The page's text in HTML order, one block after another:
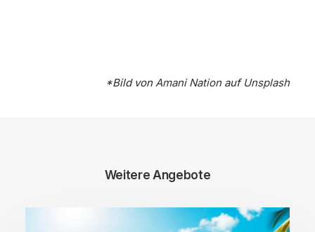
*Bild vonAmani Nationauf Unsplash
Weitere Angebote